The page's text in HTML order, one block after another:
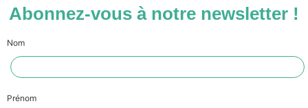
Abonnez-vous à notre newsletter !
Nom
Prénom